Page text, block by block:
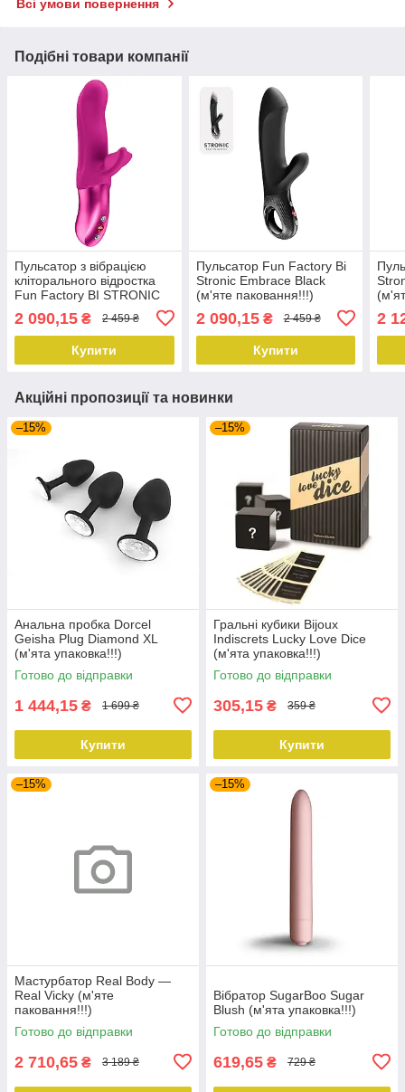
Всі умови повернення
Подібні товари компанії
Пульсатор з вібрацією
кліторального відростка
Fun Factory BI STRONIC
паковання!!!)
2 090,15 ₴ 2 459 ₴
Купити
Пульсатор Fun Factory Bi
Stronic Embrace Black
(м'яте паковання!!!)
2 090,15₴ 2 459 ₴
Купити
2
Акційні пропозиції та новинки
–15%
Анальна пробка Dorcel
Geisha Plug Diamond XL
(м'ята упаковка!!!)
Готово до відправки
1 444,15 ₴ 1 699 ₴
Купити
–15%
Гральні кубики Bijoux
Indiscrets Lucky Love Dice
(м'ята упаковка!!!)
Готово до відправки
305,15 ₴ 359 ₴
Купити
–15%
Мастурбатор Real Body —
Real Vicky (м'яте
паковання!!!)
Готово до відправки
2 710,65 ₴ 3 189 ₴
–15%
Вібратор SugarBoo Sugar
Blush (м'ята упаковка!!!)
Готово до відправки
619,65 ₴ 729 ₴